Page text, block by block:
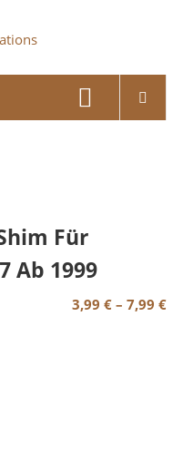
Für
Ab 1999
3,99€ –7,99€